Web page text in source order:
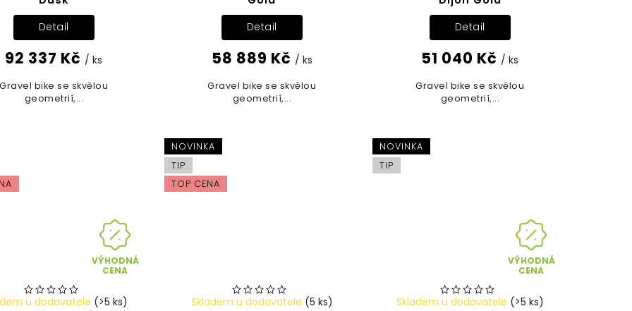
92 337 Kč / ks
Detail
Gravel bike se skvělou
geometrií,...
58 889 Kč / ks
Detail
Gravel bike se skvělou
geometrií,...
51 040 Kč / ks
Detail
Gravel bike se skvělou
geometrií,...
VÝHODNÁ
CENA
u dodavatele (>5 ks)
NOVINKA
TIP
TOP CENA
Skladem u dodavatele (5 ks)
NOVINKA
TIP
VÝHODNÁ
CENA
Skladem u dodavatele (>5 ks)